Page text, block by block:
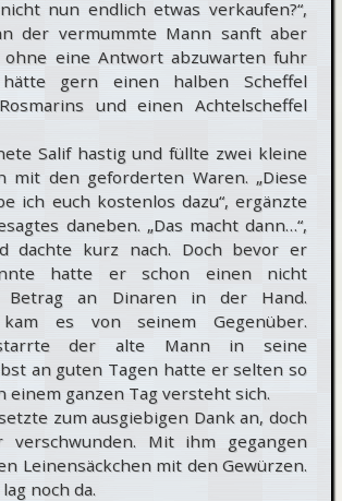
nun endlich etwas verkaufen?“,
der vermummte Mann sanft aber
eine Antwort abzuwarten fuhr
gern einen halben Scheffel
und einen Achtelscheffel
Salif hastig und füllte zwei kleine
mit den geforderten Waren. „Diese
ich euch kostenlos dazu“, ergänzte
daneben. „Das macht dann…“,
dachte kurz nach. Doch bevor er
hatte er schon einen nicht
Betrag an Dinaren in der Hand.
kam es von seinem Gegenüber.
starrte der alte Mann in seine
an guten Tagen hatte er selten so
einem ganzen Tag versteht sich.
zum ausgiebigen Dank an, doch
verschwunden. Mit ihm gegangen
Leinensäckchen mit den Gewürzen.
noch da.